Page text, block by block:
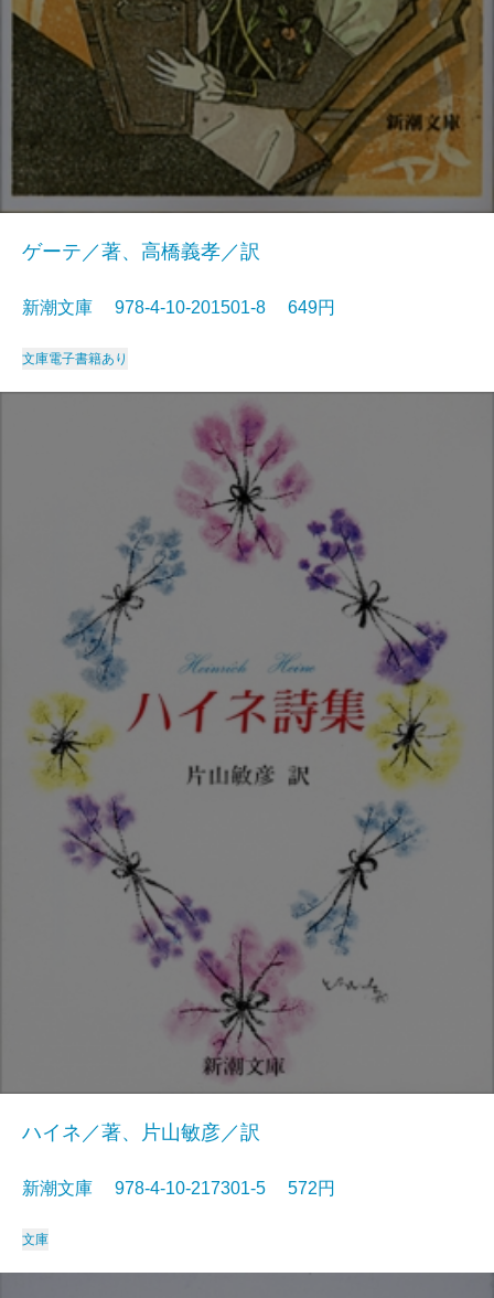
ゲーテ／著、高橋義孝／訳
新潮文庫 978-4-10-201501-8 649円
文庫電子書籍あり
ハイネ／著、片山敏彦／訳
新潮文庫 978-4-10-217301-5 572円
文庫